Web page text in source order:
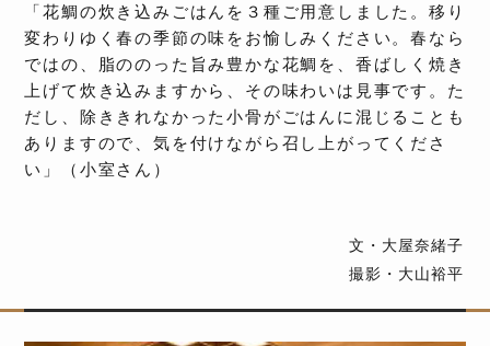
「花鯛の炊き込みごはんを３種ご用意しました。移り
変わりゆく春の季節の味をお愉しみください。春なら
ではの、脂ののった旨み豊かな花鯛を、香ばしく焼き
上げて炊き込みますから、その味わいは見事です。た
だし、除ききれなかった小骨がごはんに混じることも
ありますので、気を付けながら召し上がってくださ
い」（小室さん）
文・大屋奈緒子
撮影・大山裕平